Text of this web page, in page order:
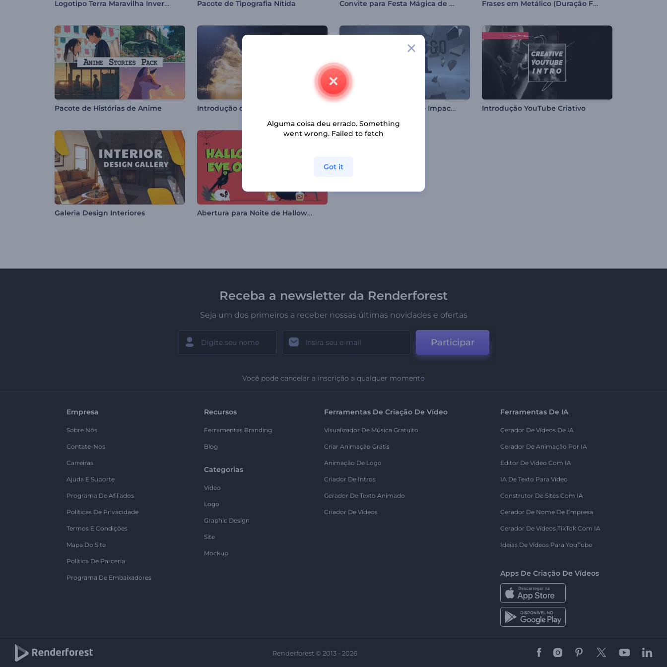
Logotipo Terra Maravilha Inverno Pacote de Tipografia Nítida Convite para Festa Mágica de Halloween Frases em Metálico (Duração Flexível - até 3 min)
Pacote de Histórias de Anime Apresentação de Logo - Impactante Introdução YouTube Criativo
Galeria Design Interiores Abertura para Noite de Halloween
Receba a newsletter da Renderforest
Seja um dos primeiros a receber nossas últimas novidades e ofertas
Participar
Você pode cancelar a inscrição a qualquer momento
Empresa
Sobre Nós
Contate-Nos
Carreiras
Ajuda E Suporte
Programa De Afiliados
Políticas De Privacidade
Termos E Condições
Mapa Do Site
Política De Parceria
Programa De Embaixadores
Recursos
Ferramentas Branding
Blog
Categorias
Vídeo
Logo
Graphic Design
Site
Mockup
Ferramentas De Criação De Vídeo
Visualizador De Música Gratuito
Criar Animação Grátis
Animação De Logo
Criador De Intros
Gerador De Texto Animado
Criador De Vídeos
Ferramentas De IA
Gerador De Vídeos De IA
Gerador De Animação Por IA
Editor De Vídeo Com IA
IA De Texto Para Vídeo
Construtor De Sites Com IA
Gerador De Nome De Empresa
Gerador De Vídeos TikTok Com IA
Ideias De Vídeos Para YouTube
Apps De Criação De Vídeos
Renderforest © 2013 - 2026
Alguma coisa deu errado. Something
went wrong. Failed to fetch
Got it